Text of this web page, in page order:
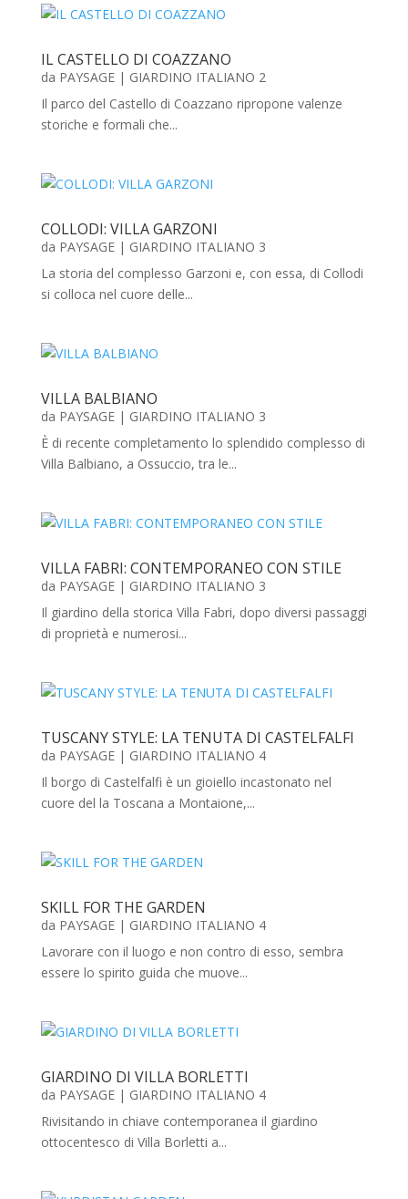
IL CASTELLO DI COAZZANO
da PAYSAGE| GIARDINO ITALIANO 2
Il parco del Castello di Coazzano ripropone valenze
storiche e formali che...
COLLODI: VILLA GARZONI
da PAYSAGE| GIARDINO ITALIANO 3
La storia del complesso Garzoni e, con essa, di Collodi
si colloca nel cuore delle...
VILLA BALBIANO
da PAYSAGE| GIARDINO ITALIANO 3
È di recente completamento lo splendido complesso di
Villa Balbiano, a Ossuccio, tra le...
VILLA FABRI: CONTEMPORANEO CON STILE
da PAYSAGE| GIARDINO ITALIANO 3
Il giardino della storica Villa Fabri, dopo diversi passaggi
di proprietà e numerosi...
TUSCANY STYLE: LA TENUTA DI CASTELFALFI
da PAYSAGE| GIARDINO ITALIANO 4
Il borgo di Castelfalfi è un gioiello incastonato nel
cuore del la Toscana a Montaione,...
SKILL FOR THE GARDEN
da PAYSAGE| GIARDINO ITALIANO 4
Lavorare con il luogo e non contro di esso, sembra
essere lo spirito guida che muove...
GIARDINO DI VILLA BORLETTI
da PAYSAGE| GIARDINO ITALIANO 4
Rivisitando in chiave contemporanea il giardino
ottocentesco di Villa Borletti a...